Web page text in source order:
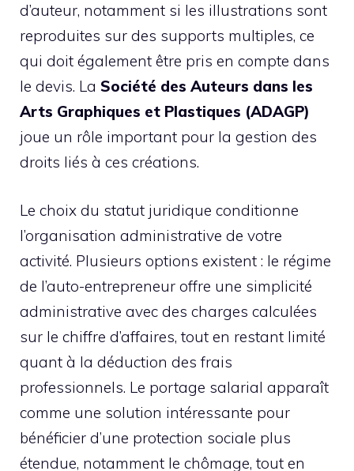
d’auteur, notamment si les illustrations sont
reproduites sur des supports multiples, ce
qui doit également être pris en compte dans
le devis. La Société des Auteurs dans les
Arts Graphiques et Plastiques (ADAGP)
joue un rôle important pour la gestion des
droits liés à ces créations.
Le choix du statut juridique conditionne
l’organisation administrative de votre
activité. Plusieurs options existent : le régime
de l’auto-entrepreneur offre une simplicité
administrative avec des charges calculées
sur le chiffre d’affaires, tout en restant limité
quant à la déduction des frais
professionnels. Le portage salarial apparaît
comme une solution intéressante pour
bénéficier d’une protection sociale plus
étendue, notamment le chômage, tout en